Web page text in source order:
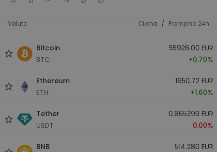
Valuta Cijena / Promjena 24h
Bitcoin
BTC
55926.00 EUR
+0.70%
Ethereum
ETH
1650.72 EUR
+1.60%
Tether
USDT
0.865399 EUR
0.00%
BNB
514.280 EUR